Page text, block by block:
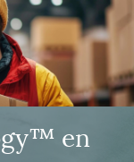
en